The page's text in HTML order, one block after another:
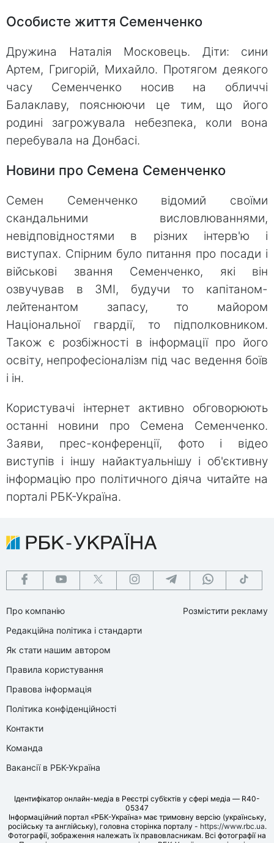
Особисте життя Семенченко
Дружина Наталія Московець. Діти: сини
Артем, Григорій, Михайло. Протягом деякого
часу Семенченко носив на обличчі
Балаклаву, пояснюючи це тим, що його
родині загрожувала небезпека, коли вона
перебувала на Донбасі.
Новини про Семена Семенченко
Семен Семенченко відомий своїми
скандальними висловлюваннями,
невідповідностями в різних інтерв'ю і
виступах. Спірним було питання про посади і
військові звання Семенченко, які він
озвучував в ЗМІ, будучи то капітаном-
лейтенантом запасу, то майором
Національної гвардії, то підполковником.
Також є розбіжності в інформації про його
освіту, непрофесіоналізм під час ведення боїв
і ін.
Користувачі інтернет активно обговорюють
останні новини про Семена Семенченко.
Заяви, прес-конференції, фото і відео
виступів і іншу найактуальнішу і об'єктивну
інформацію про політичного діяча читайте на
порталі РБК-Україна.
Про компанію
Редакційна політика і стандарти
Як стати нашим автором
Правила користування
Правова інформація
Політика конфіденційності
Контакти
Команда
Вакансії в РБК-Україна
Розмістити рекламу
Ідентифікатор онлайн-медіа в Реєстрі суб’єктів у сфері медіа — R40-
05347
Інформаційний портал «РБК-Україна» має тримовну версію (українську,
російську та англійську), головна сторінка порталу - https://www.rbc.ua.
Фотографії, зображення належать їх правовласникам. Всі фотографії на